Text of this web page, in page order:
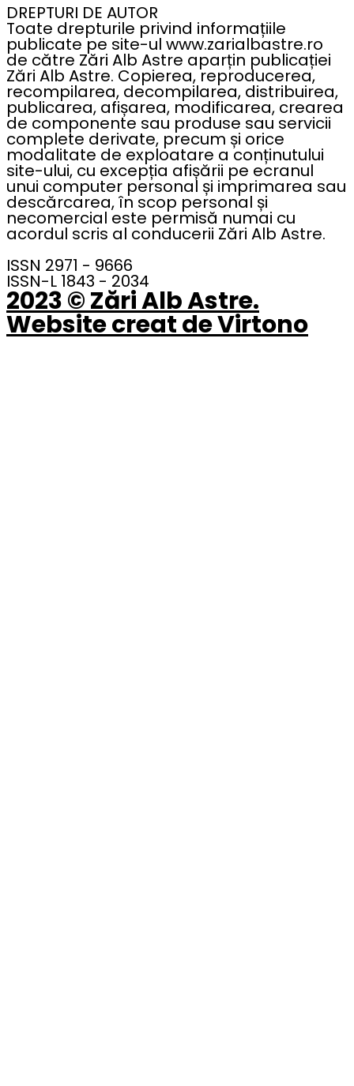
DREPTURI DE AUTOR
Toate drepturile privind informațiile
publicate pe site-ul www.zarialbastre.ro
de către Zări Alb Astre aparțin publicației
Zări Alb Astre. Copierea, reproducerea,
recompilarea, decompilarea, distribuirea,
publicarea, afișarea, modificarea, crearea
de componente sau produse sau servicii
complete derivate, precum și orice
modalitate de exploatare a conținutului
site-ului, cu excepția afișării pe ecranul
unui computer personal și imprimarea sau
descărcarea, în scop personal și
necomercial este permisă numai cu
acordul scris al conducerii Zări Alb Astre.
ISSN 2971 - 9666
ISSN-L 1843 - 2034
2023 © Zări Alb Astre.
Website creat de Virtono